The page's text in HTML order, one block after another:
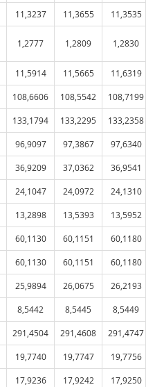
11,3237 11,3655 11,3535
1,2777 1,2809 1,2830
11,5914 11,5665
11,6319
108,6606 108,5542
108,7199
133,1794 133,2295
133,2358
96,9097 97,3867
97,6340
36,9209 37,0362
36,9541
24,1047 24,0972
24,1310
13,2898 13,5393
13,5952
60,1130 60,1151
60,1180
60,1130 60,1151
60,1180
25,9894 26,0675
26,2193
8,5442 8,5445
8,5449
291,4504 291,4608
291,4747
19,7740 19,7747
19,7756
17,9236 17,9242
17,9250